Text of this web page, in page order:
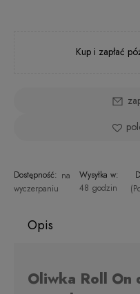
Kup i zapłać
Dostępność: na
wyczerpaniu
Wysyłka w:
48 godzin
Opis
Oliwka Roll On